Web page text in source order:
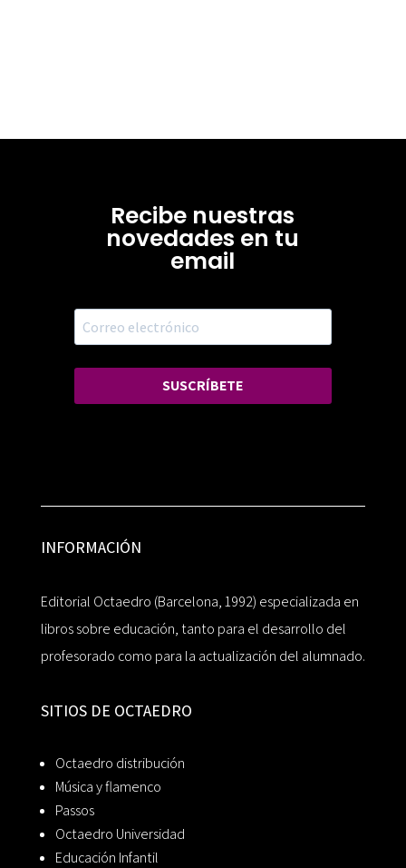
Recibe nuestras
novedades en tu
email
SUSCRÍBETE
INFORMACIÓN
Editorial Octaedro (Barcelona, 1992) especializada en
libros sobre educación, tanto para el desarrollo del
profesorado como para la actualización del alumnado.
SITIOS DE OCTAEDRO
Octaedro distribución
Música y flamenco
Passos
Octaedro Universidad
Educación Infantil